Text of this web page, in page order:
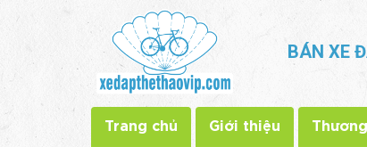
BÁN XE
Trang chủ Giới thiệu